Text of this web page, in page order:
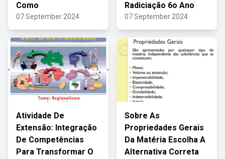
Como
07 September 2024
Radiciação 6o Ano
07 September 2024
Atividade De
Extensão: Integração
De Competências
Para Transformar O
Sobre As
Propriedades Gerais
Da Matéria Escolha A
Alternativa Correta